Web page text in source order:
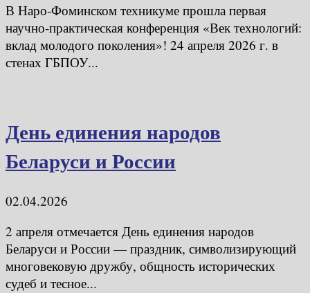
В Наро‑Фоминском техникуме прошла первая
научно‑практическая конференция «Век технологий:
вклад молодого поколения»! 24 апреля 2026 г. в
стенах ГБПОУ...
День единения народов
Беларуси и России
02.04.2026
2 апреля отмечается День единения народов
Беларуси и России — праздник, символизирующий
многовековую дружбу, общность исторических
судеб и тесное...